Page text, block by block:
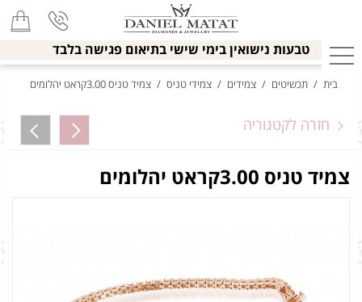
טבעות נישואין בימי שישי בתיאום פגישה בלבד
בית / תכשיטים / צמידים / צמידי טניס / צמיד טניס 3.00קראט יהלומים
חזרה לקטגוריה
צמיד טניס 3.00קראט יהלומים